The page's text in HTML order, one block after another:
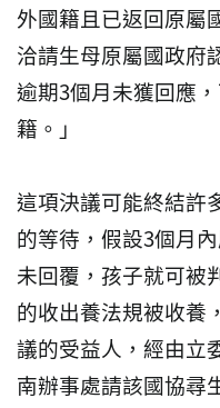
外國籍且已返回原屬
洽請生母原屬國政府
逾期3個月未獲回應
籍。」
這項決議可能終結許
的等待，假設3個月
未回覆，孩子就可被
的收出養法規被收養
議的受益人，經由立
南辦事處請該國協尋